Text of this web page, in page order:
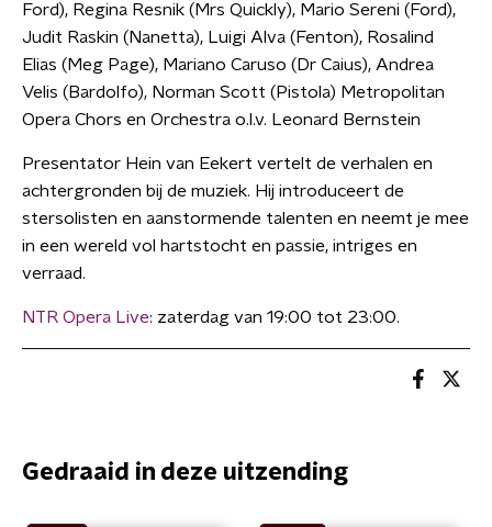
Ford), Regina Resnik (Mrs Quickly), Mario Sereni (Ford),
Judit Raskin (Nanetta), Luigi Alva (Fenton), Rosalind
Elias (Meg Page), Mariano Caruso (Dr Caius), Andrea
Velis (Bardolfo), Norman Scott (Pistola) Metropolitan
Opera Chors en Orchestra o.l.v. Leonard Bernstein
Presentator Hein van Eekert vertelt de verhalen en
achtergronden bij de muziek. Hij introduceert de
stersolisten en aanstormende talenten en neemt je mee
in een wereld vol hartstocht en passie, intriges en
verraad.
NTR Opera Live: zaterdag van 19:00 tot 23:00.
Gedraaid in deze uitzending